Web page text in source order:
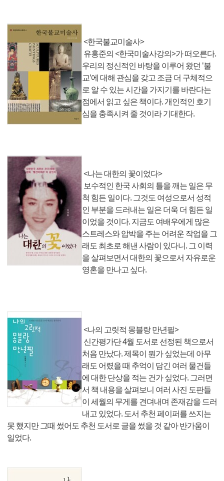
<한국불교미술사>
유홍준의 <한국미술사강의>가 떠오른다.
우리의 정신적인 바탕을 이루어 왔던 '불
교'에 대해 관심을 갖고 조금 더 구체적으
로 알 수 있는 시간을 가지기를 바란다는
점에서 읽고 싶은 책이다. 개인적인 호기
심을 충족시켜 줄 것이라 기대한다.
<나는 대한의 꽃이었다>
보수적인 한국 사회의 틀을 깨는 일은 무
척 힘든 일이다. 그것도 여성으로서 성적
인 부분을 드러내는 일은 더욱 더 힘든 일
이었을 것이다. 지금도 여배우에게 많은
스트레스와 압박을 주는 어려운 작업을 그
래도 최초로 해낸 사람이 있다니. 그 이력
을 살펴보면서 대한의 꽃으로서 자유로운
영혼을 만나고 싶다.
<나의 고릿적 몽블랑 만년필>
신간평가단 4월 도서로 선정된 책으로서
처음 만났다. 제목이 뭔가 싶었는데 아무
래도 어렸을 때 추억이 담긴 여러 물건들
에 대한 단상을 적는 건가 싶었다. 그러면
서 책 내용을 살펴보니 여러 사진 도판들
이 세월의 무게를 견뎌내며 존재감을 드러
내고 있었다. 도서 추천 페이퍼를 쓰지는
못 했지만 그때 썼어도 추천 도서로 글을 썼을 것 같아 반가움이
일었다.